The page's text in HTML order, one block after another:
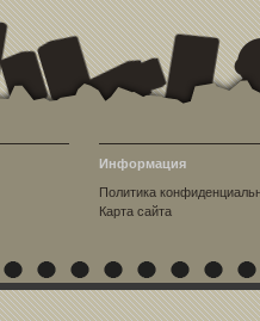
Информация
Политика
Карта сайта